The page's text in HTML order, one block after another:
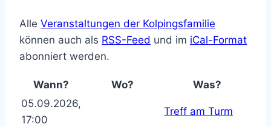
Alle Veranstaltungen der Kolpingsfamilie
können auch als RSS-Feed und im iCal-Format
abonniert werden.
Wann? Wo?
Was?
05.09.2026,
17:00
Treff am Turm